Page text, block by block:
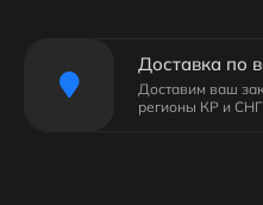
Доставка по
Доставим ваш
регионы КР и СНГ